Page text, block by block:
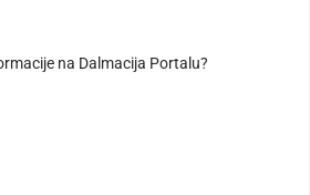
na Dalmacija Portalu?